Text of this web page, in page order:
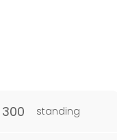
300 standing